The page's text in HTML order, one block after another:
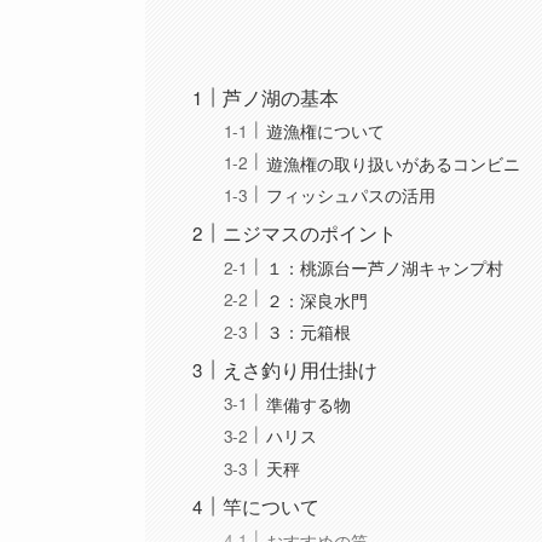
芦ノ湖の基本
遊漁権について
遊漁権の取り扱いがあるコンビニ
フィッシュパスの活用
ニジマスのポイント
１：桃源台ー芦ノ湖キャンプ村
２：深良水門
３：元箱根
えさ釣り用仕掛け
準備する物
ハリス
天秤
竿について